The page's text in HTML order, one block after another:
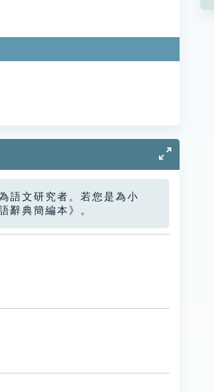
語文研究者。若您是為小
辭典簡編本》。